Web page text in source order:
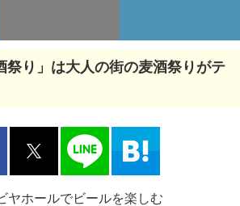
祭り」は大人の街の麦酒祭りがテ
ヤホールでビールを楽しむ